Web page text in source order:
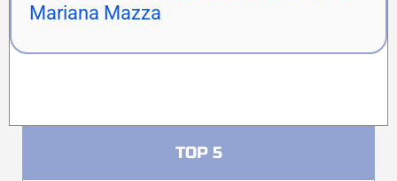
Mariana Mazza
TOP 5